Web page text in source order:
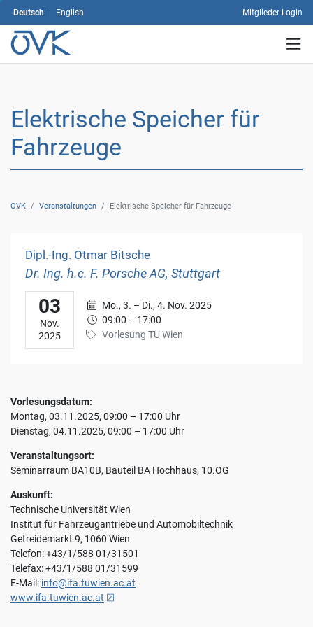
speichern".
Mit
dem
"Alle
akzeptieren"
erklären
Sie
sich
Verwendung
einverstanden.
Ihre
können
jederzeit
Zukunft
widerrufen,
indem
Ihre
Einstellungen
ändern.
Weitere
Informationen
zum
Thema
Datenschutz
finden
Sie
Deutsch | English Mitglieder-Login
Elektrische Speicher für
Fahrzeuge
ÖVK / Veranstaltungen / Elektrische Speicher für Fahrzeuge
Dipl.-Ing. Otmar Bitsche
Dr. Ing. h.c. F. Porsche AG, Stuttgart
03
Nov.
2025
Montag 3. bis Dienstag 4. November 2025,
Mo., 3. – Di., 4. Nov. 2025
09:00 – 17:00
Vorlesung TU Wien
Vorlesungsdatum:
Montag, 03.11.2025, 09:00 – 17:00 Uhr
Dienstag, 04.11.2025, 09:00 – 17:00 Uhr
Veranstaltungsort:
Seminarraum BA10B, Bauteil BA Hochhaus, 10.OG
Auskunft:
Technische Universität Wien
Institut für Fahrzeugantriebe und Automobiltechnik
Getreidemarkt 9, 1060 Wien
Telefon: +43/1/588 01/31501
Telefax: +43/1/588 01/31599
E-Mail: info@ifa.tuwien.ac.at
www.ifa.tuwien.ac.at , öffnet neues Fenster